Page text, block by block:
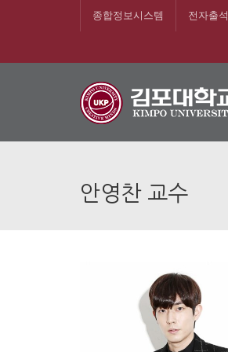
종합정보시스템 전자출석
안영찬 교수